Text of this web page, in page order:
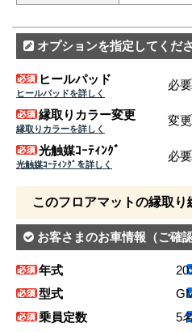
オプションを指定してくださ
ヒールパッド
ヒールパッドを詳しく
必
縁取りカラー変更
縁取りカラーを詳しく
変
光触媒ｺｰﾃｨﾝｸﾞ
光触媒ｺｰﾃｨﾝｸﾞを詳しく
必
このフロアマットの縁取り
お客さまのお車情報 （ご確
年式
型式
乗員定数
5